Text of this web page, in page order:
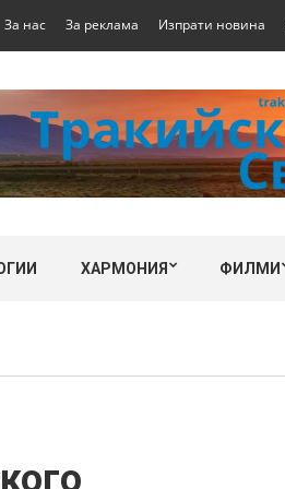
За нас За реклама Изпрати новина
ХАРМОНИЯ ФИЛМИ